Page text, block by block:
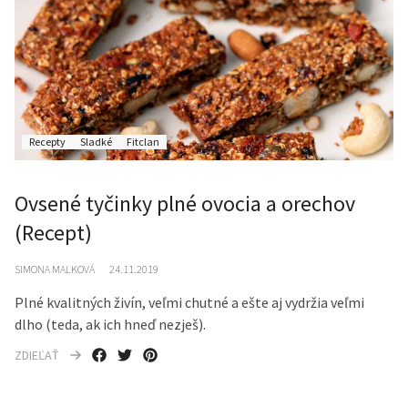
Recepty Sladké Fitclan
Ovsené tyčinky plné ovocia a orechov
(Recept)
SIMONA MALKOVÁ 24.11.2019
Plné kvalitných živín, veľmi chutné a ešte aj vydržia veľmi
dlho (teda, ak ich hneď nezješ).
ZDIEĽAŤ